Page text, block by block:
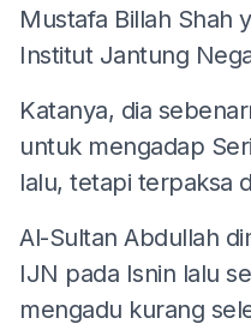
Mustafa Billah Shah
Institut Jantung
Katanya, dia
untuk mengadap
lalu, tetapi terpaksa
Al-Sultan Abdullah
IJN pada Isnin lalu
mengadu kurang